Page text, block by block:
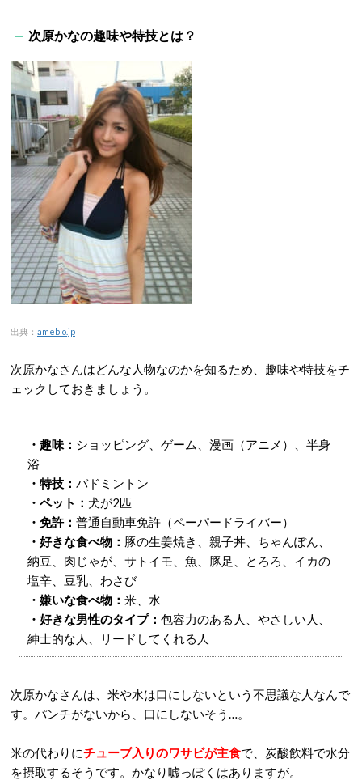
次原かなの趣味や特技とは？
出典： ameblo.jp
次原かなさんはどんな人物なのかを知るため、趣味や特技をチ
ェックしておきましょう。
・趣味： ショッピング、ゲーム、漫画（アニメ）、半身
浴
・特技： バドミントン
・ペット： 犬が2匹
・免許： 普通自動車免許（ペーパードライバー）
・好きな食べ物： 豚の生姜焼き、親子丼、ちゃんぽん、
納豆、肉じゃが、サトイモ、魚、豚足、とろろ、イカの
塩辛、豆乳、わさび
・嫌いな食べ物： 米、水
・好きな男性のタイプ： 包容力のある人、やさしい人、
紳士的な人、リードしてくれる人
次原かなさんは、米や水は口にしないという不思議な人なんで
す。パンチがないから、口にしないそう…。
米の代わりにチューブ入りのワサビが主食で、炭酸飲料で水分
を摂取するそうです。かなり嘘っぽくはありますが。